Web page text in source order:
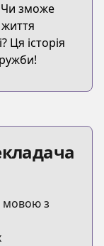
Чи зможе
Ця історія
мовою з